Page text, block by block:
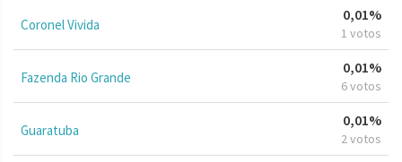
Coronel Vivida
0,01%
1 votos
Fazenda Rio Grande
0,01%
6 votos
Guaratuba
0,01%
2 votos